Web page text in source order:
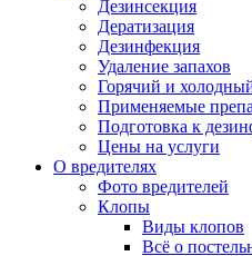
Дезинсекция
Дератизация
Дезинфекция
Удаление запахов
Горячий и
Применяемые
Подготовка к
Цены на услуги
О вредителях
Фото вредителей
Клопы
Виды клопов
Всё о